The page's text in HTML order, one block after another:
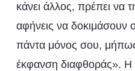
κάνει άλλος, πρέπει να
αφήνεις να δοκιμάσουν
πάντα μόνος σου, μήπως
έκφανση διαφθοράς». Η